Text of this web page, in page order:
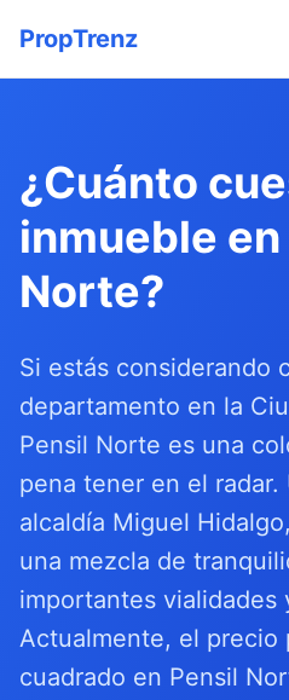
PropTrenz
¿Cuánto
inmueble
Norte?
Si estás considerando
departamento en la
Pensil Norte es una
pena tener en el radar.
alcaldía Miguel
una mezcla de
importantes vialidades
Actualmente, el precio
cuadrado en Pensil